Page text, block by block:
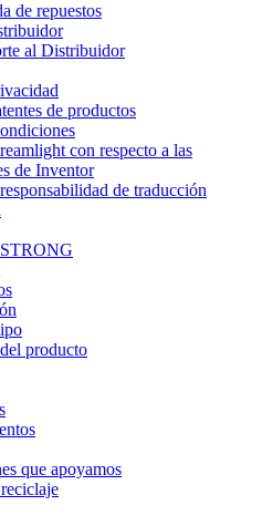
de repuestos
al Distribuidor
de productos
con respecto a las
de Inventor
de traducción
producto
que apoyamos